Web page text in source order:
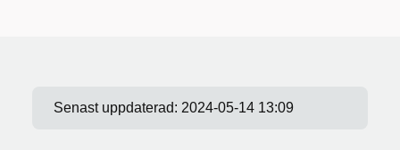
Senast uppdaterad: 2024-05-14 13:09